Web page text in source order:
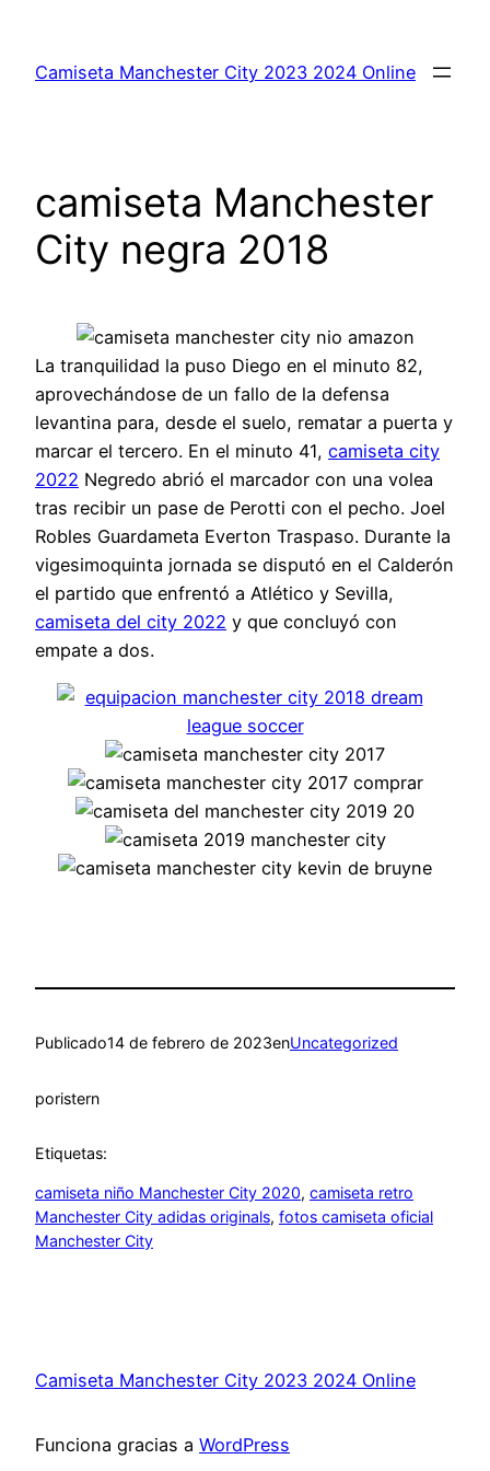
contenido
Camiseta Manchester City 2023 2024 Online
camiseta Manchester
City negra 2018
La tranquilidad la puso Diego en el minuto 82,
aprovechándose de un fallo de la defensa
levantina para, desde el suelo, rematar a puerta y
marcar el tercero. En el minuto 41, camiseta city
2022 Negredo abrió el marcador con una volea
tras recibir un pase de Perotti con el pecho. Joel
Robles Guardameta Everton Traspaso. Durante la
vigesimoquinta jornada se disputó en el Calderón
el partido que enfrentó a Atlético y Sevilla,
camiseta del city 2022 y que concluyó con
empate a dos.
Publicado14 de febrero de 2023enUncategorized
poristern
Etiquetas:
camiseta niño Manchester City 2020, camiseta retro
Manchester City adidas originals, fotos camiseta oficial
Manchester City
Camiseta Manchester City 2023 2024 Online
Funciona gracias a WordPress